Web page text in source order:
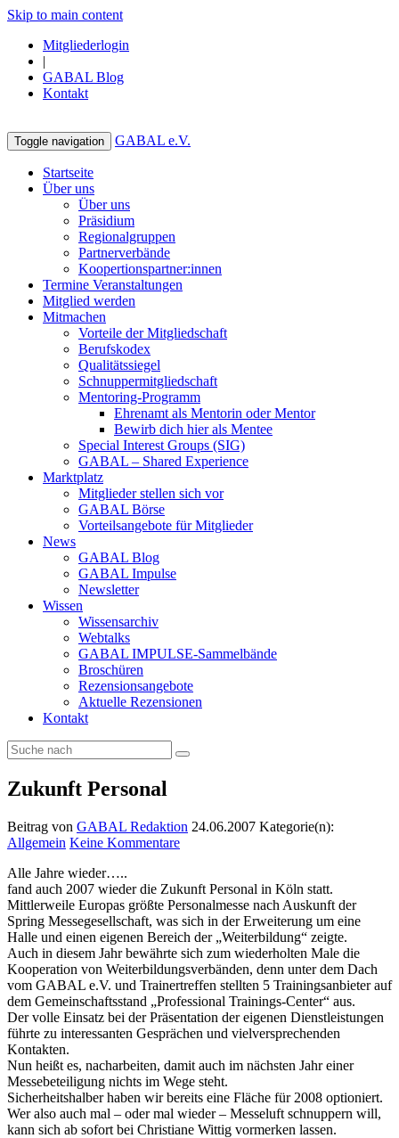
Skip to main content
Mitgliederlogin
|
GABAL Blog
Kontakt
Toggle navigation GABAL e.V.
Startseite
Über uns
Über uns
Präsidium
Regionalgruppen
Partnerverbände
Koopertionspartner:innen
Termine Veranstaltungen
Mitglied werden
Mitmachen
Vorteile der Mitgliedschaft
Berufskodex
Qualitätssiegel
Schnuppermitgliedschaft
Mentoring-Programm
Ehrenamt als Mentorin oder Mentor
Bewirb dich hier als Mentee
Special Interest Groups (SIG)
GABAL – Shared Experience
Marktplatz
Mitglieder stellen sich vor
GABAL Börse
Vorteilsangebote für Mitglieder
News
GABAL Blog
GABAL Impulse
Newsletter
Wissen
Wissensarchiv
Webtalks
GABAL IMPULSE-Sammelbände
Broschüren
Rezensionsangebote
Aktuelle Rezensionen
Kontakt
Zukunft Personal
Beitrag von GABAL Redaktion 24.06.2007 Kategorie(n):
Allgemein Keine Kommentare
Alle Jahre wieder…..
fand auch 2007 wieder die Zukunft Personal in Köln statt.
Mittlerweile Europas größte Personalmesse nach Auskunft der
Spring Messegesellschaft, was sich in der Erweiterung um eine
Halle und einen eigenen Bereich der „Weiterbildung“ zeigte.
Auch in diesem Jahr bewährte sich zum wiederholten Male die
Kooperation von Weiterbildungsverbänden, denn unter dem Dach
vom GABAL e.V. und Trainertreffen stellten 5 Trainingsanbieter auf
dem Gemeinschaftsstand „Professional Trainings-Center“ aus.
Der volle Einsatz bei der Präsentation der eigenen Dienstleistungen
führte zu interessanten Gesprächen und vielversprechenden
Kontakten.
Nun heißt es, nacharbeiten, damit auch im nächsten Jahr einer
Messebeteiligung nichts im Wege steht.
Sicherheitshalber haben wir bereits eine Fläche für 2008 optioniert.
Wer also auch mal – oder mal wieder – Messeluft schnuppern will,
kann sich ab sofort bei Christiane Wittig vormerken lassen.